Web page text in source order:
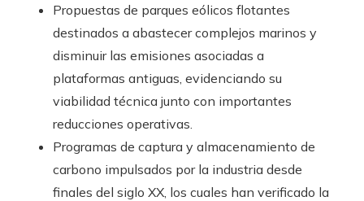
Propuestas de parques eólicos flotantes
destinados a abastecer complejos marinos y
disminuir las emisiones asociadas a
plataformas antiguas, evidenciando su
viabilidad técnica junto con importantes
reducciones operativas.
Programas de captura y almacenamiento de
carbono impulsados por la industria desde
finales del siglo XX, los cuales han verificado la